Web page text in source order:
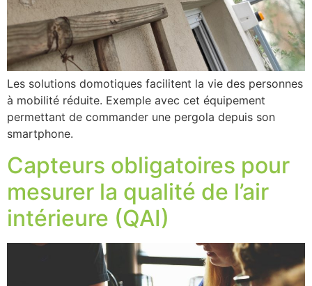
Les solutions domotiques facilitent la vie des personnes
à mobilité réduite. Exemple avec cet équipement
permettant de commander une pergola depuis son
smartphone.
Capteurs obligatoires pour
mesurer la qualité de l’air
intérieure (QAI)